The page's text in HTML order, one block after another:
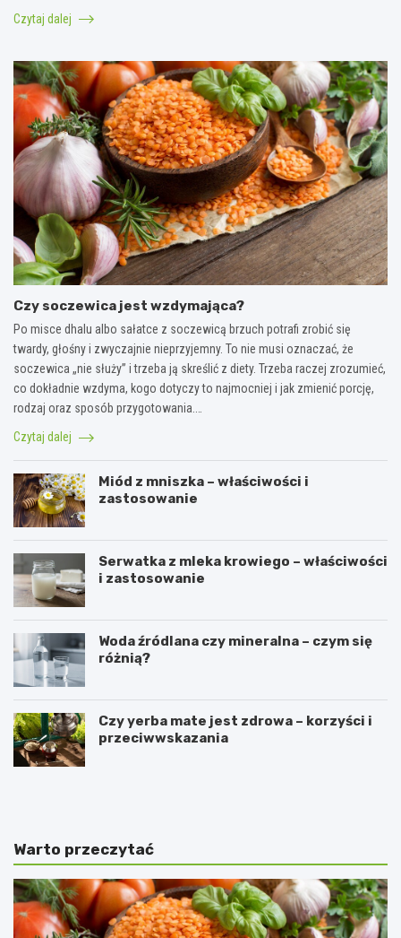
Czytaj dalej
Czy soczewica jest wzdymająca?
Po misce dhalu albo sałatce z soczewicą brzuch potrafi zrobić się
twardy, głośny i zwyczajnie nieprzyjemny. To nie musi oznaczać, że
soczewica „nie służy” i trzeba ją skreślić z diety. Trzeba raczej zrozumieć,
co dokładnie wzdyma, kogo dotyczy to najmocniej i jak zmienić porcję,
rodzaj oraz sposób przygotowania.…
Czytaj dalej
Miód z mniszka – właściwości i
zastosowanie
Serwatka z mleka krowiego – właściwości
i zastosowanie
Woda źródlana czy mineralna – czym się
różnią?
Czy yerba mate jest zdrowa – korzyści i
przeciwwskazania
P
i
s
n
a
d
a
C
r
z
y
s
t
a
Warto przeczytać